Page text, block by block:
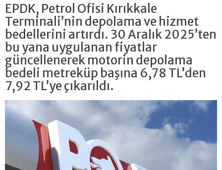
EPDK, Petrol Ofisi Kırıkkale
Terminali’nin depolama ve hizmet
bedellerini artırdı. 30 Aralık 2025’ten
bu yana uygulanan fiyatlar
güncellenerek motorin depolama
bedeli metreküp başına 6,78 TL’den
7,92 TL’ye çıkarıldı.